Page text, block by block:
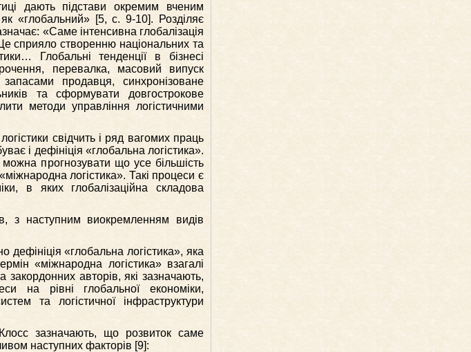
дають підстави окремим вченим
«глобальний» [5, c. 9-10]. Розділяє
«Саме інтенсивна глобалізація
сприяло створенню національних та
Глобальні тенденції в бізнесі
перевалка, масовий випуск
продавця, синхронізоване
та сформувати довгострокове
методи управління логістичними
свідчить і ряд вагомих праць
і дефініція «глобальна логістика».
прогнозувати що усе більшість
логістика». Такі процеси є
в яких глобалізаційна складова
з наступним виокремленням видів
«глобальна логістика», яка
«міжнародна логістика» взагалі
закордонних авторів, які зазначають,
на рівні глобальної економіки,
та логістичної інфраструктури
зазначають, що розвиток саме
наступних факторів [9]: